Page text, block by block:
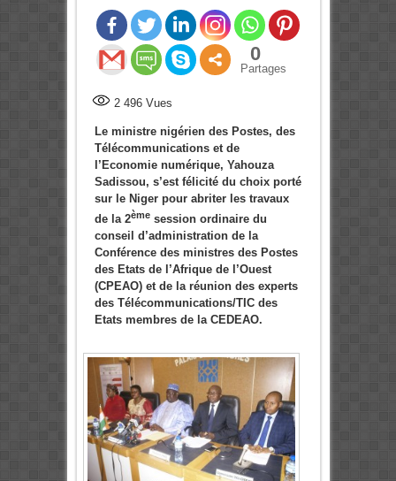
0
Partages
2 496Vues
Le ministre nigérien des Postes, des
Télécommunications et de
l’Economie numérique, Yahouza
Sadissou, s’est félicité du choix porté
sur le Niger pour abriter les travaux
de la 2èmesession ordinaire du
conseil d’administration de la
Conférence des ministres des Postes
des Etats de l’Afrique de l’Ouest
(CPEAO) et de la réunion des experts
des Télécommunications/TIC des
Etats membres de la CEDEAO.